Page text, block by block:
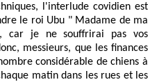
l'interlude covidien est
le roi Ubu " Madame de ma
car je ne souffrirai pas vos
messieurs, que les finances
considérable de chiens à
matin dans les rues et les